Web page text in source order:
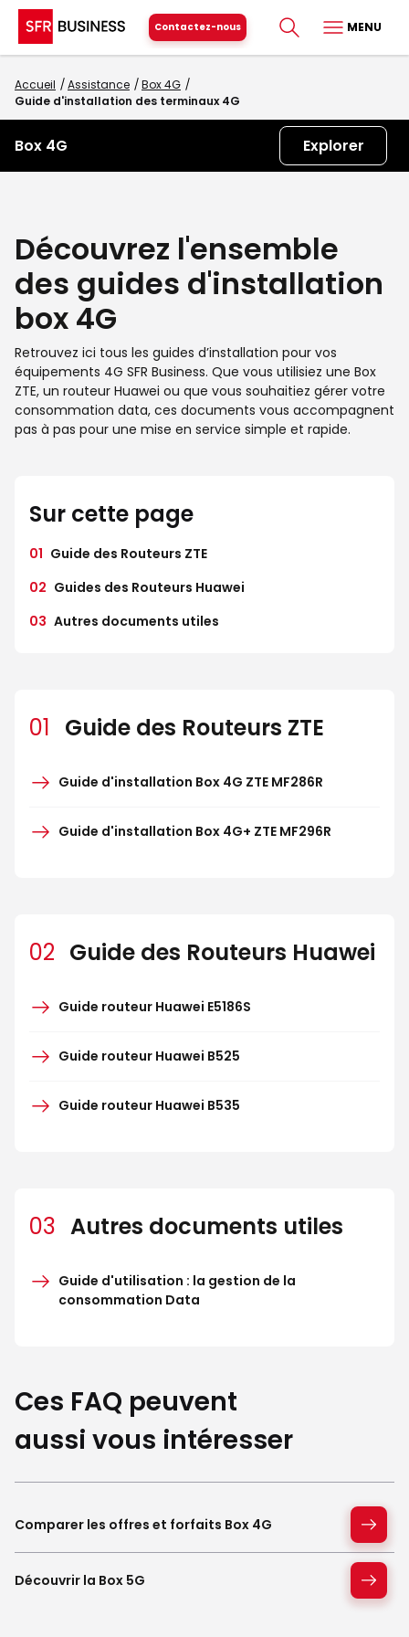
Contactez-nous MENU
Accueil Assistance
Box 4G
Guide d'installation des terminaux 4G
Box 4G Explorer
Découvrez l'ensemble
des guides d'installation
box 4G
Retrouvez ici tous les guides d’installation pour vos
équipements 4G SFR Business. Que vous utilisiez une Box
ZTE, un routeur Huawei ou que vous souhaitiez gérer votre
consommation data, ces documents vous accompagnent
pas à pas pour une mise en service simple et rapide.
Sur cette page
01 Guide des Routeurs ZTE
02 Guides des Routeurs Huawei
03 Autres documents utiles
01 Guide des Routeurs ZTE
Guide d'installation Box 4G ZTE MF286R
Guide d'installation Box 4G+ ZTE MF296R
02 Guide des Routeurs Huawei
Guide routeur Huawei E5186S
Guide routeur Huawei B525
Guide routeur Huawei B535
03 Autres documents utiles
Guide d'utilisation : la gestion de la
consommation Data
Ces FAQ peuvent
aussi vous intéresser
Comparer les offres et forfaits Box 4G
Découvrir la Box 5G